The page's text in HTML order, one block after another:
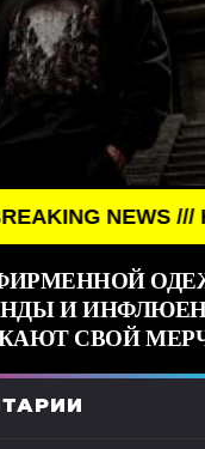
NEWS ///
И
СВОЙ